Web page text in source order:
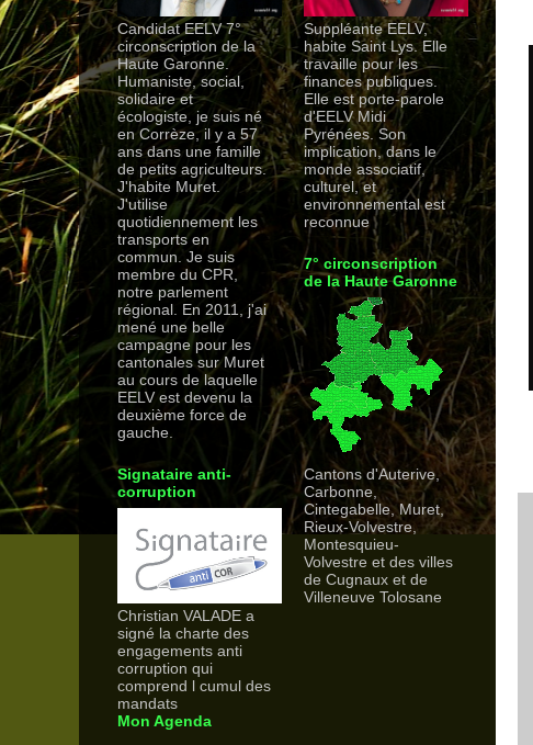
Candidat EELV 7°
circonscription de la
Haute Garonne.
Humaniste, social,
solidaire et
écologiste, je suis né
en Corrèze, il y a 57
ans dans une famille
de petits agriculteurs.
J'habite Muret.
J'utilise
quotidiennement les
transports en
commun. Je suis
membre du CPR,
notre parlement
régional. En 2011, j'ai
mené une belle
campagne pour les
cantonales sur Muret
au cours de laquelle
EELV est devenu la
deuxième force de
gauche.
Signataire anti-
corruption
Christian VALADE a
signé la charte des
engagements anti
corruption qui
comprend l cumul des
mandats
Suppléante EELV,
habite Saint Lys. Elle
travaille pour les
finances publiques.
Elle est porte-parole
d'EELV Midi
Pyrénées. Son
implication, dans le
monde associatif,
culturel, et
environnemental est
reconnue
7° circonscription
de la Haute Garonne
Cantons d'Auterive,
Carbonne,
Cintegabelle, Muret,
Rieux-Volvestre,
Montesquieu-
Volvestre et des villes
de Cugnaux et de
Villeneuve Tolosane
Mon Agenda